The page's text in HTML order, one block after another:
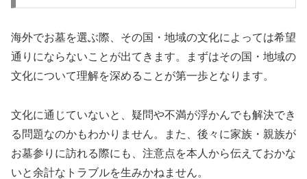
海外でお墓を選ぶ際、その国・地域の文化によっては希望
通りにならないことが出てきます。まずはその国・地域の
文化について理解を深めることが第一歩となります。
文化に通じていないと、疑問や不満が浮かんでも解決でき
る問題なのかもわかりません。また、後々に家族・親族が
お墓参りに訪れる際にも、注意点を本人から伝えておかな
いと余計なトラブルを生みかねません。